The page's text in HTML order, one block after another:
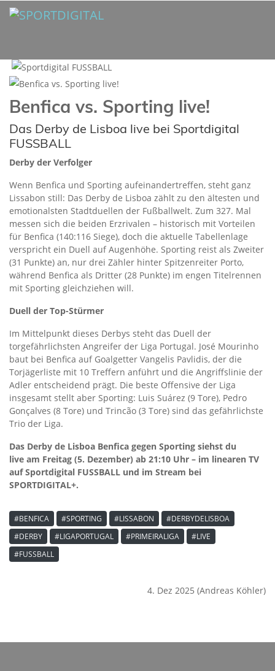
Benfica vs. Sporting live!
Das Derby de Lisboa live bei Sportdigital
FUSSBALL
Derby der Verfolger
Wenn Benfica und Sporting aufeinandertreffen, steht ganz
Lissabon still: Das Derby de Lisboa zählt zu den ältesten und
emotionalsten Stadtduellen der Fußballwelt. Zum 327. Mal
messen sich die beiden Erzrivalen – historisch mit Vorteilen
für Benfica (140:116 Siege), doch die aktuelle Tabellenlage
verspricht ein Duell auf Augenhöhe. Sporting reist als Zweiter
(31 Punkte) an, nur drei Zähler hinter Spitzenreiter Porto,
während Benfica als Dritter (28 Punkte) im engen Titelrennen
mit Sporting gleichziehen will.
Duell der Top-Stürmer
Im Mittelpunkt dieses Derbys steht das Duell der
torgefährlichsten Angreifer der Liga Portugal. José Mourinho
baut bei Benfica auf Goalgetter Vangelis Pavlidis, der die
Torjägerliste mit 10 Treffern anführt und die Angriffslinie der
Adler entscheidend prägt. Die beste Offensive der Liga
insgesamt stellt aber Sporting: Luis Suárez (9 Tore), Pedro
Gonçalves (8 Tore) und Trincão (3 Tore) sind das gefährlichste
Trio der Liga.
Das Derby de Lisboa Benfica gegen Sporting siehst du
live am Freitag (5. Dezember) ab 21:10 Uhr – im linearen TV
auf Sportdigital FUSSBALL und im Stream bei
SPORTDIGITAL+.
#BENFICA #SPORTING #LISSABON
#DERBYDELISBOA
#DERBY
#LIGAPORTUGAL #PRIMEIRALIGA
#LIVE
#FUSSBALL
4. Dez 2025 (Andreas Köhler)